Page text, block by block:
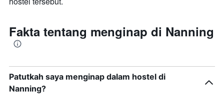
Fakta tentang menginap di Nanning
Patutkah saya menginap dalam hostel di
Nanning?